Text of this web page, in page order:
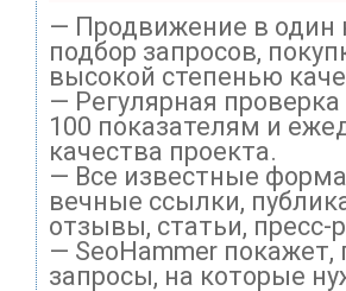
— Продвижение в один
подбор запросов,
высокой степенью
— Регулярная
100 показателям и
качества проекта.
— Все известные
вечные ссылки,
отзывы, статьи, пресс-
— SeoHammer покажет,
запросы, на которые